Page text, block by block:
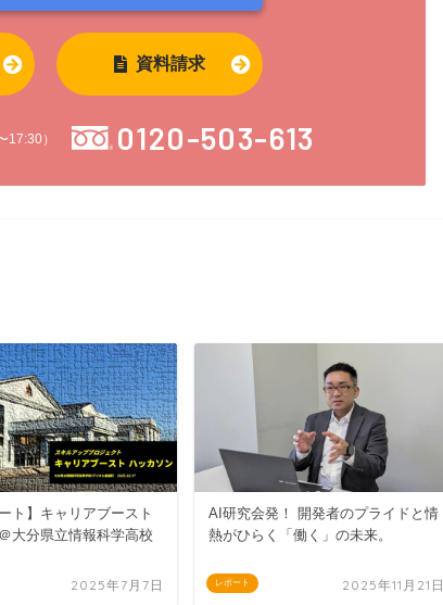
資料請求
17:30） 0120-503-613
ト】キャリアブースト
大分県立情報科学高校
2025年7月7日 レポート
AI研究会発！ 開発者のプライドと情
熱がひらく「働く」の未来。
2025年11月21日